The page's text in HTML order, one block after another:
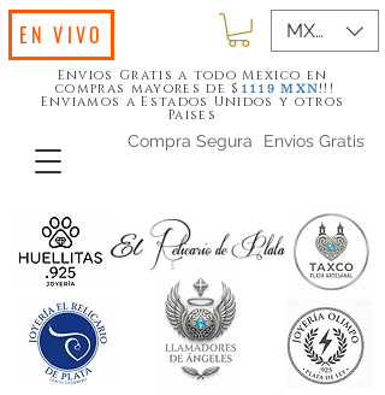
Envios Gratis
Compra Segura
Envios Gratis a todo Mexico en
compras mayores de $ 1119 MXN!!!
Enviamos a Estados Unidos y otros
Paises
MXN ($)
EN VIVO